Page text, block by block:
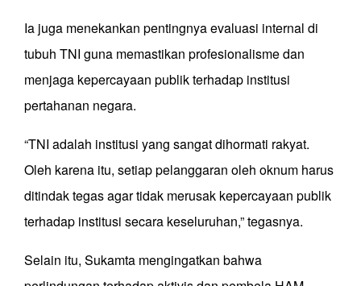
Ia juga menekankan pentingnya evaluasi internal di
tubuh TNI guna memastikan profesionalisme dan
menjaga kepercayaan publik terhadap institusi
pertahanan negara.
“TNI adalah institusi yang sangat dihormati rakyat.
Oleh karena itu, setiap pelanggaran oleh oknum harus
ditindak tegas agar tidak merusak kepercayaan publik
terhadap institusi secara keseluruhan,” tegasnya.
Selain itu, Sukamta mengingatkan bahwa